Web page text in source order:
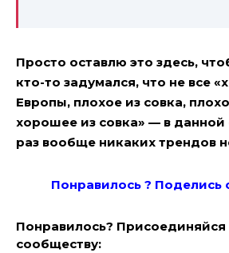
Просто оставлю это здесь,
кто-то задумался, что не все
Европы, плохое из совка,
хорошее из совка» — в данной
раз вообще никаких трендов
Понравилось ? Поделись
Понравилось?
сообществу: